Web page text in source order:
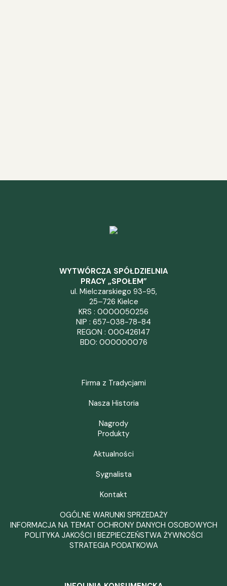
WYTWÓRCZA SPÓŁDZIELNIA
PRACY „SPOŁEM”
ul. Mielczarskiego 93-95,
25–726 Kielce
KRS : 0000050256
NIP : 657-038-78-84
REGON : 000426147
BDO: 000000076
Firma z Tradycjami
Nasza Historia
Nagrody
Produkty
Aktualności
Sygnalista
Kontakt
OGÓLNE WARUNKI SPRZEDAŻY
INFORMACJA NA TEMAT OCHRONY DANYCH OSOBOWYCH
POLITYKA JAKOŚCI I BEZPIECZEŃSTWA ŻYWNOŚCI
STRATEGIA PODATKOWA